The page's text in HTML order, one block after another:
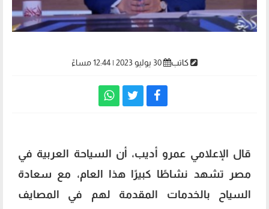
كاتب
قال الإعلامي عمرو أديب، أن السياحة العربية في
مصر تشهد نشاطًا كبيرًا هذا العام، مع سعادة
السياح بالخدمات المقدمة لهم في المصايف